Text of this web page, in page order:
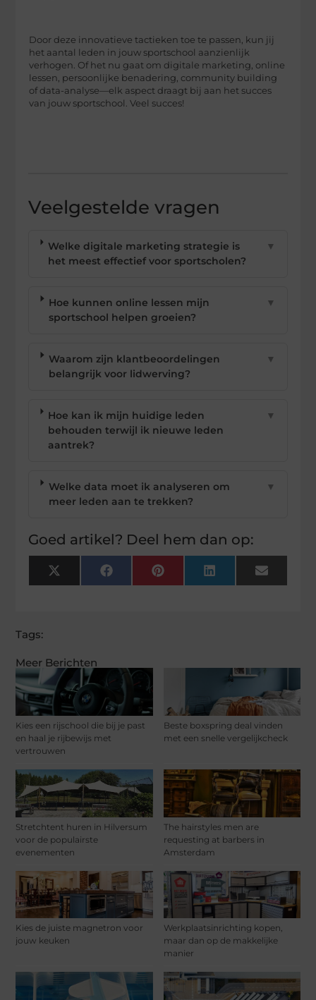
Meer Berichten
Kies een rijschool die bij je past
en haal je rijbewijs met
vertrouwen
Beste boxspring deal vinden
met een snelle vergelijkcheck
Stretchtent huren in Hilversum
voor de populairste
evenementen
The hairstyles men are
requesting at barbers in
Amsterdam
Kies de juiste magnetron voor
jouw keuken
Werkplaatsinrichting kopen,
maar dan op de makkelijke
manier
Door deze innovatieve tactieken toe te passen, kun jij
het aantal leden in jouw sportschool aanzienlijk
verhogen. Of het nu gaat om digitale marketing, online
lessen, persoonlijke benadering, community building
of data-analyse—elk aspect draagt bij aan het succes
van jouw sportschool. Veel succes!
Veelgestelde vragen
Welke digitale marketing strategie is
het meest effectief voor sportscholen?
▼
Hoe kunnen online lessen mijn
sportschool helpen groeien?
▼
Waarom zijn klantbeoordelingen
belangrijk voor lidwerving?
▼
Hoe kan ik mijn huidige leden
behouden terwijl ik nieuwe leden
aantrek?
▼
Welke data moet ik analyseren om
meer leden aan te trekken?
▼
Goed artikel? Deel hem dan op:
X
(Twitter)
FacebookPinterest LinkedIn Email
Tags: